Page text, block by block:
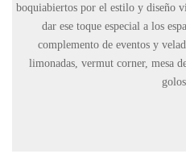
boquiabiertos por el estilo y diseño
dar ese toque especial a los
complemento de eventos y
limonadas, vermut corner, mesa